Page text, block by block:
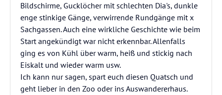
Bildschirme, Gucklöcher mit schlechten Dia's, dunkle
enge stinkige Gänge, verwirrende Rundgänge mit x
Sachgassen. Auch eine wirkliche Geschichte wie beim
Start angekündigt war nicht erkennbar. Allenfalls
ging es von Kühl über warm, heiß und stickig nach
Eiskalt und wieder warm usw.
Ich kann nur sagen, spart euch diesen Quatsch und
geht lieber in den Zoo oder ins Auswandererhaus.